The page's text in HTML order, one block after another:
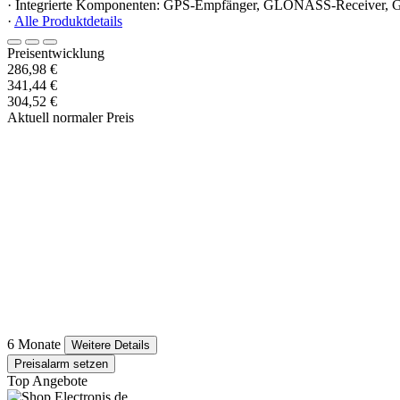
· Integrierte Komponenten: GPS-Empfänger, GLONASS-Receiver,
· Alle Produktdetails
Preisentwicklung
286,98 €
341,44 €
304,52 €
Aktuell normaler Preis
6 Monate
Weitere Details
Preisalarm setzen
Top Angebote